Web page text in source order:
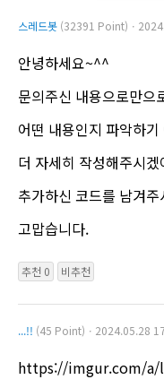
스레드봇 (32391 Point)ㆍ
안녕하세요~^^
문의주신 내용으로만으
어떤 내용인지 파악하
더 자세히 작성해주시겠
추가하신 코드를 남겨주
고맙습니다.
추천 0 비추천
...!! (45 Point)ㆍ2024.05.28
https://imgur.com/a/